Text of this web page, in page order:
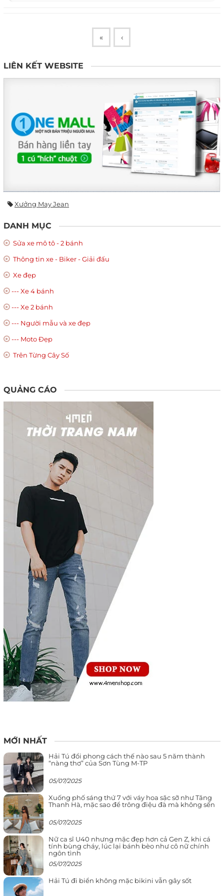
« ‹
LIÊN KẾT WEBSITE
Xưởng May Jean
DANH MỤC
Sửa xe mô tô - 2 bánh
Thông tin xe - Biker - Giải đấu
Xe đẹp
--- Xe 4 bánh
--- Xe 2 bánh
--- Người mẫu và xe đẹp
--- Moto Đẹp
Trên Từng Cây Số
QUẢNG CÁO
MỚI NHẤT
Hải Tú đổi phong cách thế nào sau 5 năm thành
“nàng thơ” của Sơn Tùng M-TP
05/07/2025
Xuống phố sáng thứ 7 với váy hoa sặc sỡ như Tăng
Thanh Hà, mặc sao để trông điệu đà mà không sến
05/07/2025
Nữ ca sĩ U40 nhưng mặc đẹp hơn cả Gen Z, khi cá
tính bùng cháy, lúc lại bánh bèo như cô nữ chính
ngôn tình
05/07/2025
Hải Tú đi biển không mặc bikini vẫn gây sốt